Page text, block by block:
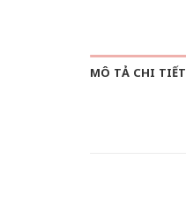
MÔ TẢ CHI TIẾT